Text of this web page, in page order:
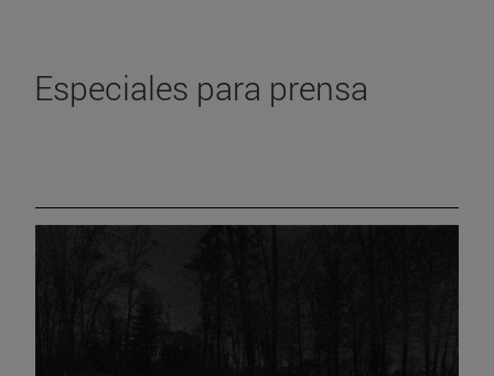
Especiales para prensa